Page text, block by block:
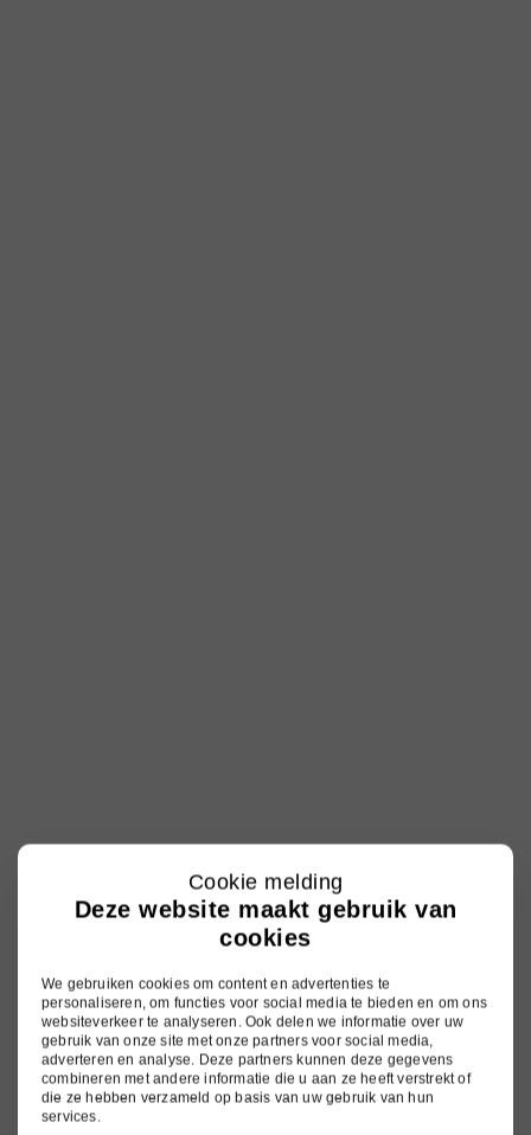
Cookie melding
Deze website maakt gebruik van
cookies
We gebruiken cookies om content en advertenties te
personaliseren, om functies voor social media te bieden en om ons
websiteverkeer te analyseren. Ook delen we informatie over uw
gebruik van onze site met onze partners voor social media,
adverteren en analyse. Deze partners kunnen deze gegevens
combineren met andere informatie die u aan ze heeft verstrekt of
die ze hebben verzameld op basis van uw gebruik van hun
services.